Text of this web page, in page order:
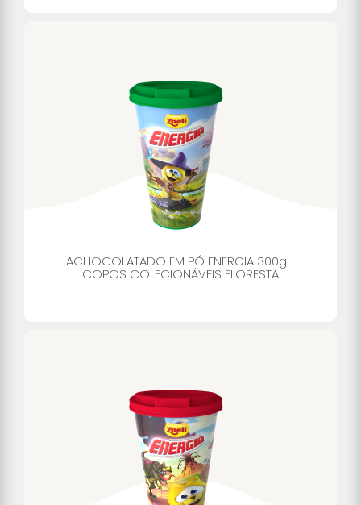
ACHOCOLATADO EM PÓ ENERGIA 300g -
COPOS COLECIONÁVEIS FLORESTA